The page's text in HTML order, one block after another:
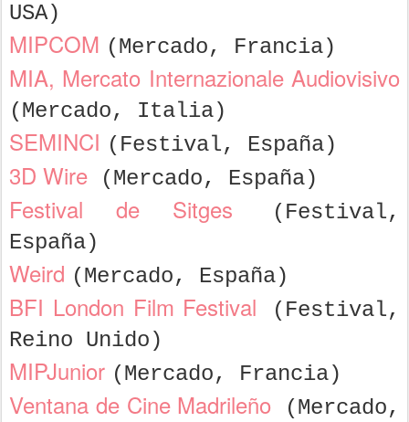
USA)
MIPCOM (Mercado, Francia)
MIA, Mercato Internazionale Audiovisivo
(Mercado, Italia)
SEMINCI (Festival, España)
3D Wire (Mercado, España)
Festival de Sitges (Festival,
España)
Weird (Mercado, España)
BFI London Film Festival (Festival,
Reino Unido)
MIPJunior (Mercado, Francia)
Ventana de Cine Madrileño (Mercado,